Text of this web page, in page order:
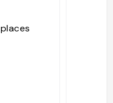
places